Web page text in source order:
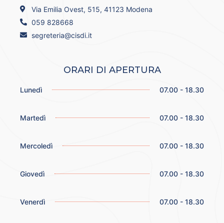
Via Emilia Ovest, 515, 41123 Modena
059 828668
segreteria@cisdi.it
ORARI DI APERTURA
Lunedì 07.00 - 18.30
Martedì 07.00 - 18.30
Mercoledì 07.00 - 18.30
Giovedì 07.00 - 18.30
Venerdì 07.00 - 18.30